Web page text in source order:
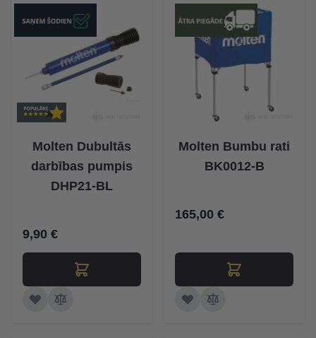
Molten Dubultās
darbības pumpis
DHP21-BL
9,90 €
Molten Bumbu rati
BK0012-B
165,00 €